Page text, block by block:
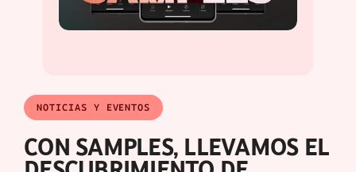
NOTICIAS Y EVENTOS
CON SAMPLES, LLEVAMOS EL